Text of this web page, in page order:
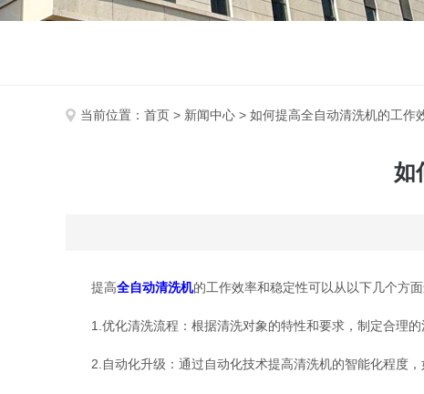
当前位置： 首页 > 新闻中心 > 如何提高全自动清洗机的工作
如
提高全自动清洗机的工作效率和稳定性可以从以下几个方
1.优化清洗流程：根据清洗对象的特性和要求，制定合理的
2.自动化升级：通过自动化技术提高清洗机的智能化程度，